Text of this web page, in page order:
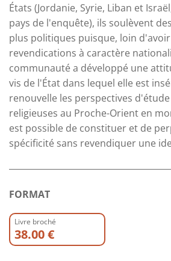
États (Jordanie, Syrie, Liban et
pays de l'enquête), ils soulèvent
plus politiques puisque, loin
revendications à caractère
communauté a développé une
vis de l'État dans lequel elle est
renouvelle les perspectives
religieuses au Proche-Orient en
est possible de constituer et de
spécificité sans revendiquer une
FORMAT
Livre broché
38.00 €